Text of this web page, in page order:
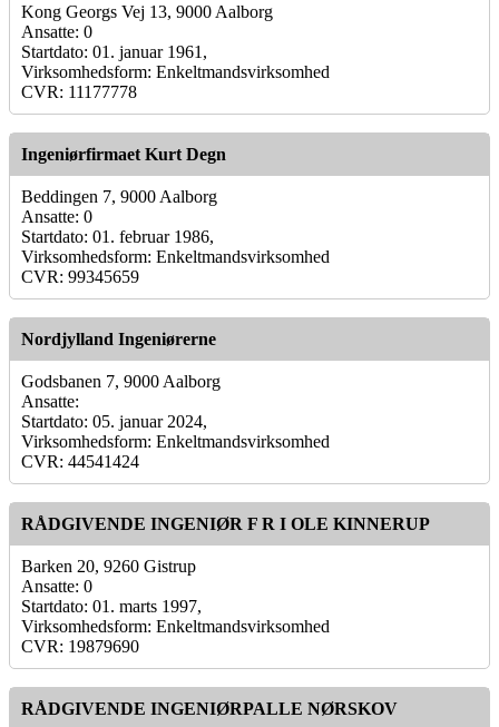
Kong Georgs Vej 13, 9000 Aalborg
Ansatte: 0
Startdato: 01. januar 1961,
Virksomhedsform: Enkeltmandsvirksomhed
CVR: 11177778
Ingeniørfirmaet Kurt Degn
Beddingen 7, 9000 Aalborg
Ansatte: 0
Startdato: 01. februar 1986,
Virksomhedsform: Enkeltmandsvirksomhed
CVR: 99345659
Nordjylland Ingeniørerne
Godsbanen 7, 9000 Aalborg
Ansatte:
Startdato: 05. januar 2024,
Virksomhedsform: Enkeltmandsvirksomhed
CVR: 44541424
RÅDGIVENDE INGENIØR F R I OLE KINNERUP
Barken 20, 9260 Gistrup
Ansatte: 0
Startdato: 01. marts 1997,
Virksomhedsform: Enkeltmandsvirksomhed
CVR: 19879690
RÅDGIVENDE INGENIØRPALLE NØRSKOV